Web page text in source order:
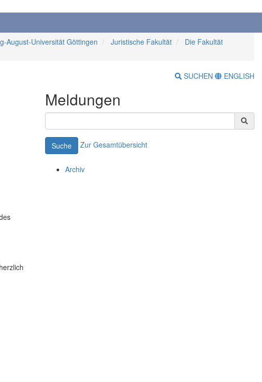
August-Universität Göttingen Juristische Fakultät
Die Fakultät
SUCHEN ENGLISH
Meldungen
Suche Zur Gesamtübersicht
Archiv